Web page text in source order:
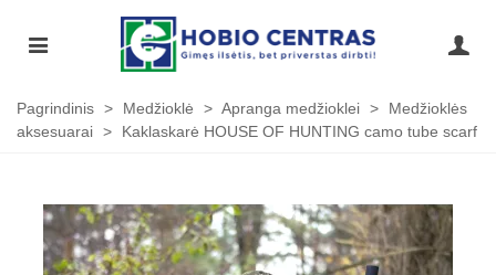
Pagrindinis > Medžioklė > Apranga medžioklei >
Medžioklės
aksesuarai > Kaklaskarė HOUSE OF HUNTING camo tube scarf